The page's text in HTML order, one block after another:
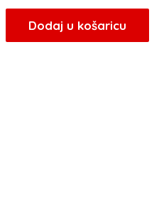
Dodaj u košaricu